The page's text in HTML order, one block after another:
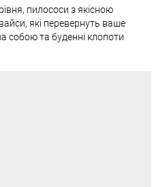
пилососи з якісною
які перевернуть ваше
собою та буденні клопоти